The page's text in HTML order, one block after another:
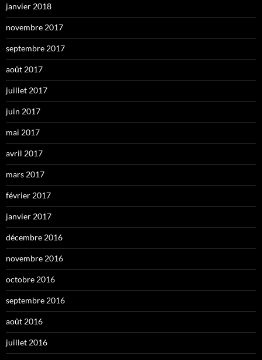
janvier 2018
novembre 2017
septembre 2017
août 2017
juillet 2017
juin 2017
mai 2017
avril 2017
mars 2017
février 2017
janvier 2017
décembre 2016
novembre 2016
octobre 2016
septembre 2016
août 2016
juillet 2016